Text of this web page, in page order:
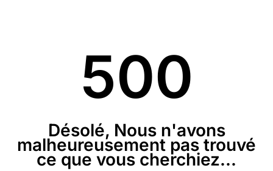
500
Désolé, Nous n'avons
malheureusement pas trouvé
ce que vous cherchiez...